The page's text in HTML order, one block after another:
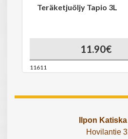
Teräketjuöljy Tapio 3L
11.90€
11611
Ilpon
Hovilantie